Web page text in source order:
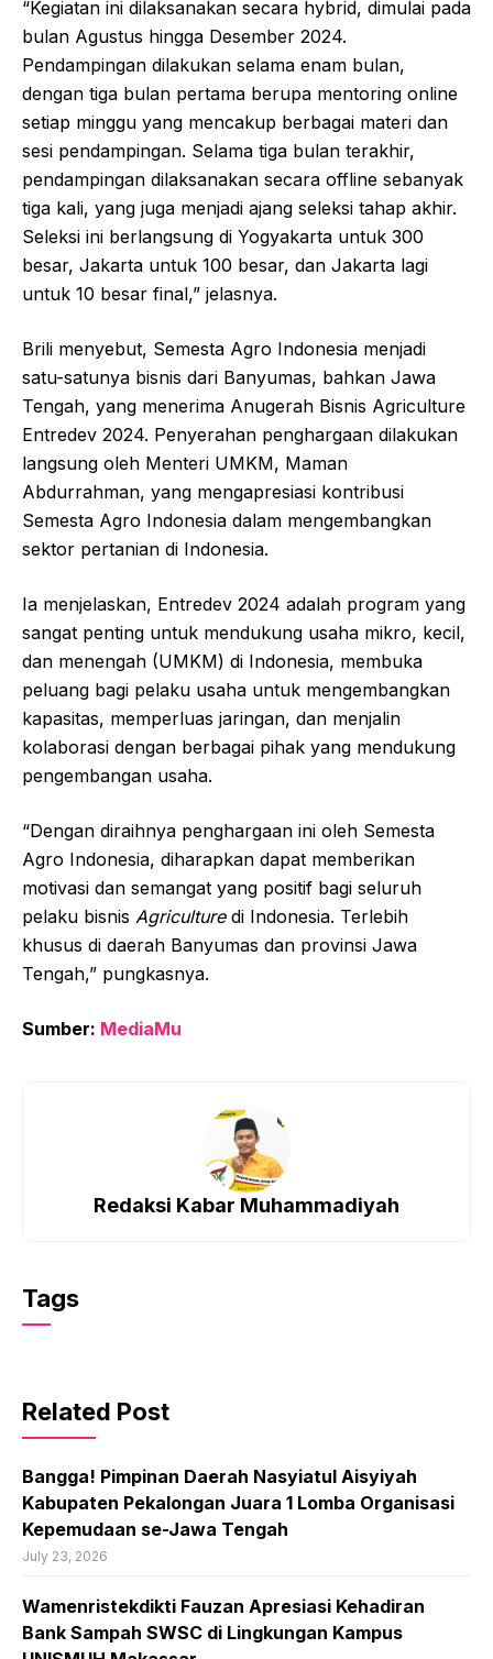
“Kegiatan ini dilaksanakan secara hybrid, dimulai pada
bulan Agustus hingga Desember 2024.
Pendampingan dilakukan selama enam bulan,
dengan tiga bulan pertama berupa mentoring online
setiap minggu yang mencakup berbagai materi dan
sesi pendampingan. Selama tiga bulan terakhir,
pendampingan dilaksanakan secara offline sebanyak
tiga kali, yang juga menjadi ajang seleksi tahap akhir.
Seleksi ini berlangsung di Yogyakarta untuk 300
besar, Jakarta untuk 100 besar, dan Jakarta lagi
untuk 10 besar final,” jelasnya.
Brili menyebut, Semesta Agro Indonesia menjadi
satu-satunya bisnis dari Banyumas, bahkan Jawa
Tengah, yang menerima Anugerah Bisnis Agriculture
Entredev 2024. Penyerahan penghargaan dilakukan
langsung oleh Menteri UMKM, Maman
Abdurrahman, yang mengapresiasi kontribusi
Semesta Agro Indonesia dalam mengembangkan
sektor pertanian di Indonesia.
Ia menjelaskan, Entredev 2024 adalah program yang
sangat penting untuk mendukung usaha mikro, kecil,
dan menengah (UMKM) di Indonesia, membuka
peluang bagi pelaku usaha untuk mengembangkan
kapasitas, memperluas jaringan, dan menjalin
kolaborasi dengan berbagai pihak yang mendukung
pengembangan usaha.
“Dengan diraihnya penghargaan ini oleh Semesta
Agro Indonesia, diharapkan dapat memberikan
motivasi dan semangat yang positif bagi seluruh
pelaku bisnis Agriculture di Indonesia. Terlebih
khusus di daerah Banyumas dan provinsi Jawa
Tengah,” pungkasnya.
Sumber: MediaMu
Redaksi Kabar Muhammadiyah
Tags
Related Post
Bangga! Pimpinan Daerah Nasyiatul Aisyiyah
Kabupaten Pekalongan Juara 1 Lomba Organisasi
Kepemudaan se-Jawa Tengah
July 23, 2026
Wamenristekdikti Fauzan Apresiasi Kehadiran
Bank Sampah SWSC di Lingkungan Kampus